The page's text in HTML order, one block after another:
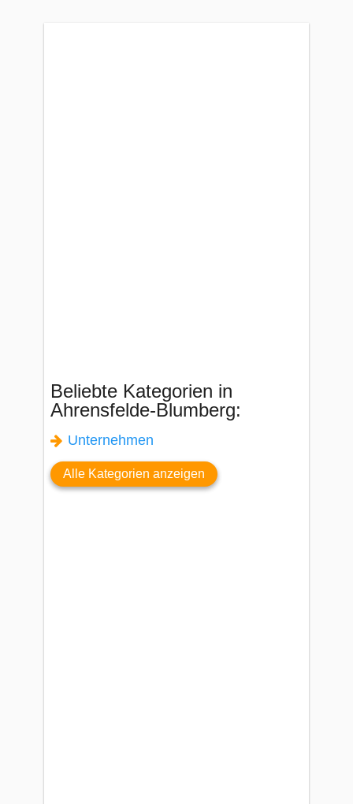
Beliebte Kategorien in
Ahrensfelde-Blumberg:
Unternehmen
Alle Kategorien anzeigen